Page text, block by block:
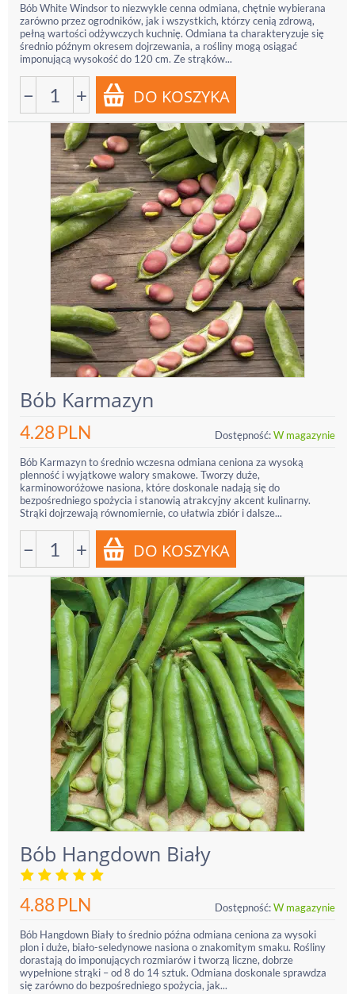
Bób White Windsor to niezwykle cenna odmiana, chętnie wybierana
zarówno przez ogrodników, jak i wszystkich, którzy cenią zdrową,
pełną wartości odżywczych kuchnię. Odmiana ta charakteryzuje się
średnio późnym okresem dojrzewania, a rośliny mogą osiągać
imponującą wysokość do 120 cm. Ze strąków...
− +
Bób Karmazyn
4.28PLN Dostępność:W magazynie
Bób Karmazyn to średnio wczesna odmiana ceniona za wysoką
plenność i wyjątkowe walory smakowe. Tworzy duże,
karminoworóżowe nasiona, które doskonale nadają się do
bezpośredniego spożycia i stanowią atrakcyjny akcent kulinarny.
Strąki dojrzewają równomiernie, co ułatwia zbiór i dalsze...
− +
Bób Hangdown Biały
4.88PLN Dostępność:W magazynie
Bób Hangdown Biały to średnio późna odmiana ceniona za wysoki
plon i duże, biało-seledynowe nasiona o znakomitym smaku. Rośliny
dorastają do imponujących rozmiarów i tworzą liczne, dobrze
wypełnione strąki – od 8 do 14 sztuk. Odmiana doskonale sprawdza
się zarówno do bezpośredniego spożycia, jak...